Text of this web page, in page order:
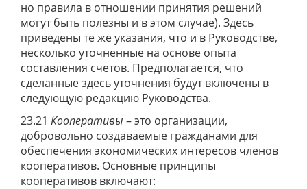
но правила в отношении принятия решений
могут быть полезны и в этом случае). Здесь
приведены те же указания, что и в Руководстве,
несколько уточненные на основе опыта
составления счетов. Предполагается, что
сделанные здесь уточнения будут включены в
следующую редакцию Руководства.
23.21 Кооперативы – это организации,
добровольно создаваемые гражданами для
обеспечения экономических интересов членов
кооперативов. Основные принципы
кооперативов включают: